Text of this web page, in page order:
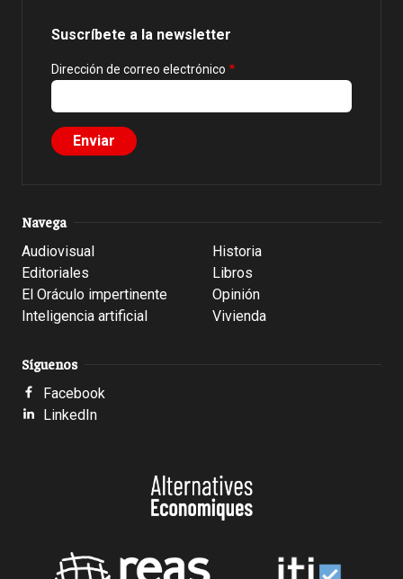
Suscríbete a la newsletter
Dirección de correo electrónico
Navega
Audiovisual
Editoriales
El Oráculo impertinente
Inteligencia artificial
Historia
Libros
Opinión
Vivienda
Síguenos
Facebook
LinkedIn